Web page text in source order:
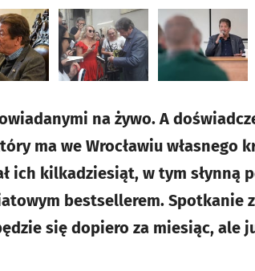
na żywo. A
ma we Wrocławiu własnego
ich kilkadziesiąt, w tym słynną
bestsellerem. Spotkanie
się dopiero za miesiąc, ale